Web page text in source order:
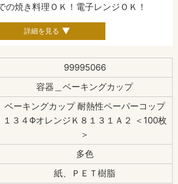
の焼き料理ＯＫ！電子レンジＯＫ！
詳細を見る
99995066
容器＿ベーキングカップ
ベーキングカップ 耐熱性ペーパーコップ
１３４ΦオレンジＫ８１３１Ａ２ ＜100枚
＞
多色
紙、ＰＥＴ樹脂